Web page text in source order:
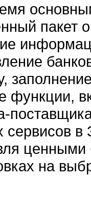
пакет
функции,
сервисов
на